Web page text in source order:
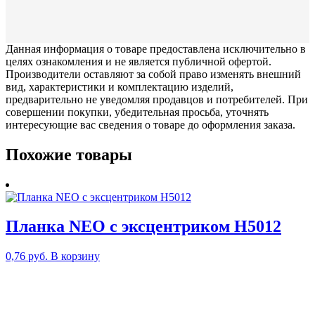
Данная информация о товаре предоставлена исключительно в
целях ознакомления и не является публичной офертой.
Производители оставляют за собой право изменять внешний
вид, характеристики и комплектацию изделий,
предварительно не уведомляя продавцов и потребителей. При
совершении покупки, убедительная просьба, уточнять
интересующие вас сведения о товаре до оформления заказа.
Похожие товары
Планка NEO с эксцентриком H5012
0,76 руб. В корзину